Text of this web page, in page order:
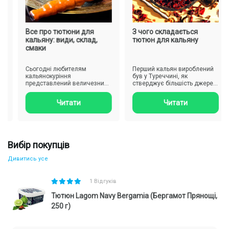
любителів десертних відтінків.
Лимонні цукати – освіжаючий і трохи кислий, відмінно
підійде для літньої курильної сесії.
Все про тютюни для
кальяну: види, склад,
смаки
Сьогодні любителям
кальянокуріння
представлений величезний
вибір різноманітних сумішей
тютюну, проте..
Читати
З чого складається
тютюн для кальяну
Перший кальян вироблений
був у Туреччині, як
стверджує більшість джерел,
а Індії. І лише в 19-му сто..
Читати
Вибір покупців
Дивитись усе
1 Відгуків
Тютюн Lagom Navy Bergamia (Бергамот Прянощі,
250 г)